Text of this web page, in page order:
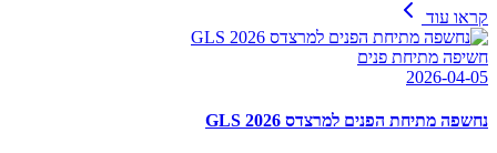
קראו עוד
חשיפה מתיחת פנים
2026-04-05
נחשפה מתיחת הפנים למרצדס GLS 2026